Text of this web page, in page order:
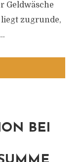
Geldwäsche
zugrunde,
BEI